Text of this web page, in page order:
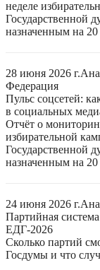
неделе
Государственной
назначенным на 20
28 июня 2026 г.
Федерация
Пульс соцсетей:
в социальных
Отчёт о
избирательной
Государственной
назначенным на 20
24 июня 2026 г.
Партийная
ЕДГ-2026
Сколько партий
Госдумы и что